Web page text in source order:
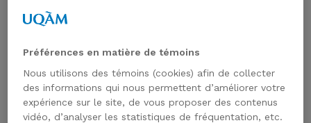
JULIEN MÉNABRÉAZ
Préférences en matière de témoins
Nous utilisons des témoins (cookies) afin de collecter
des informations qui nous permettent d’améliorer votre
expérience sur le site, de vous proposer des contenus
vidéo, d’analyser les statistiques de fréquentation, etc.